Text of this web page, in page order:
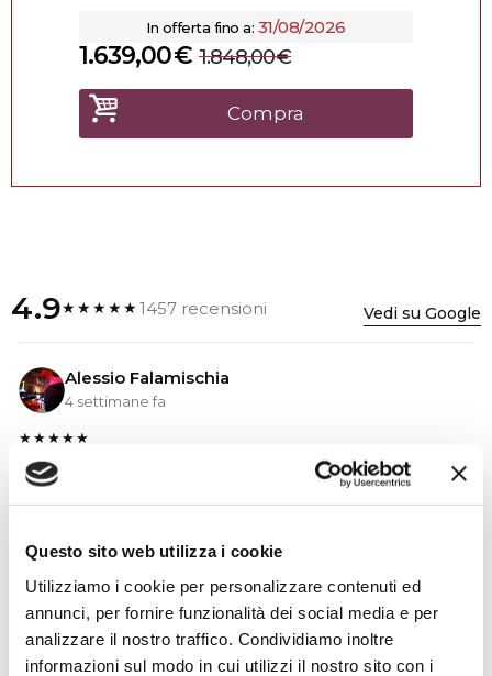
Questo sito web utilizza i cookie
Utilizziamo i cookie per personalizzare contenuti ed
annunci, per fornire funzionalità dei social media e per
analizzare il nostro traffico. Condividiamo inoltre
informazioni sul modo in cui utilizzi il nostro sito con i
In offerta fino a: 31/08/2026
€
1.639,00 €
1.848,00
Compra
4.9★★★★★1457 recensioni Vedi su Google
Alessio Falamischia
4 settimane fa
★★★★★
Ho acquistato un impianto Bose usato e ne sono
Hope Efrida
2 mesi fa